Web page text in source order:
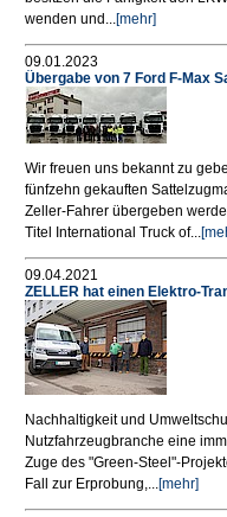
wenden und...[mehr]
09.01.2023
Übergabe von 7 Ford F-Max
Wir freuen uns bekannt zu
fünfzehn gekauften
Zeller-Fahrer übergeben
Titel International Truck of...
09.04.2021
ZELLER hat einen Elektro-
Nachhaltigkeit und
Nutzfahrzeugbranche eine
Zuge des "Green-Steel"-
Fall zur Erprobung,...[mehr]